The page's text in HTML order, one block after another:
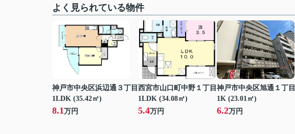
よく見られている物件
神戸市中央区浜辺通３丁目
1LDK (35.42㎡)
8.1万円
西宮市山口町中野１丁目
1LDK (34.08㎡)
5.4万円
神戸市中央区旭通１丁目
1K (23.01㎡)
6.2万円